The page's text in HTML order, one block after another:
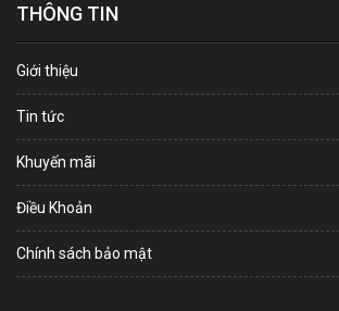
THÔNG TIN
Giới thiệu
Tin tức
Khuyến mãi
Điều Khoản
Chính sách bảo mật